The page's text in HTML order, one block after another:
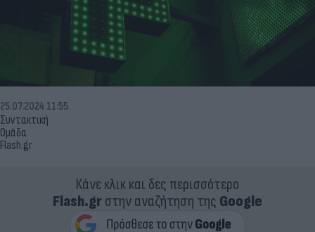
Συντακτική
Ομάδα
Flash.gr
25.07.2024 11:55
Κάνε κλικ και δες περισσότερο
Flash.grστην αναζήτηση της Google